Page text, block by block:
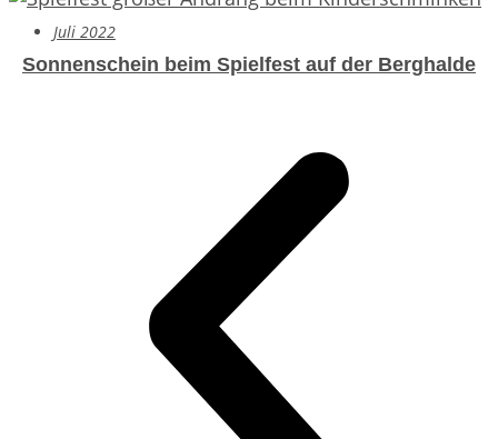
Juli 2022
Sonnenschein beim Spielfest auf der Berghalde